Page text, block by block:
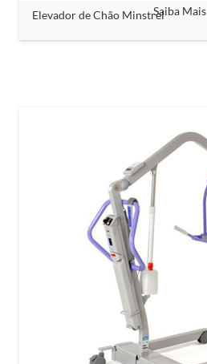
Elevador de Chão MinstrelSaiba Mais